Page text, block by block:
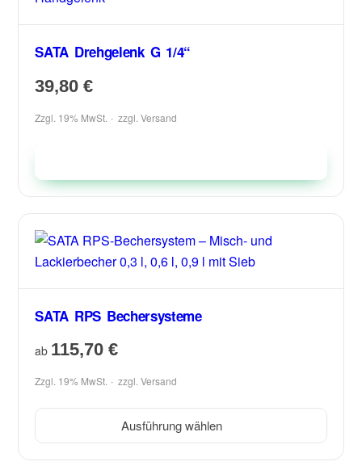
SATA Drehgelenk G 1/4“
39,80€
Zzgl. 19% MwSt. zzgl.Versand
SATA RPS Bechersysteme
ab 115,70€
Zzgl. 19% MwSt. zzgl.Versand
Ausführung wählen